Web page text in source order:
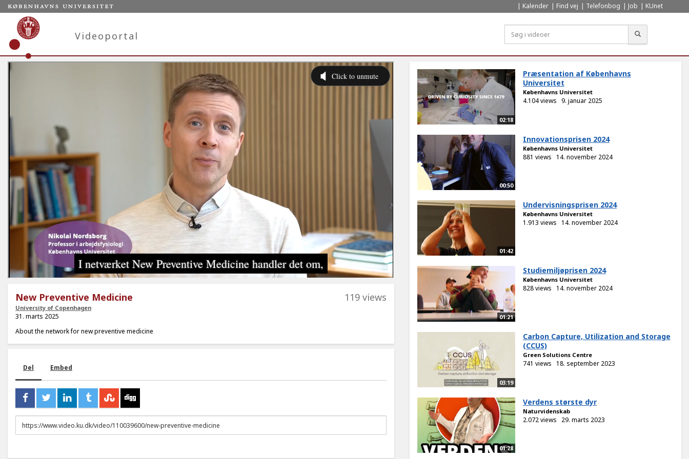
Kalender Find vej Telefonbog Job KUnet
Videoportal
New Preventive Medicine
University of Copenhagen
119 views
31. marts 2025
About the network for new preventive medicine
Del Embed
URL
to
02:18
Præsentation af Københavns
Universitet
Københavns Universitet
4.104 views 9. januar 2025
00:50
Innovationsprisen 2024
Københavns Universitet
881 views 14. november 2024
01:42
Undervisningsprisen 2024
Københavns Universitet
1.913 views 14. november 2024
01:21
Studiemiljøprisen 2024
Københavns Universitet
828 views 14. november 2024
03:19
Carbon Capture, Utilization and Storage
(CCUS)
Green Solutions Centre
741 views 18. september 2023
01:28
Verdens største dyr
Naturvidenskab
2.072 views 29. marts 2023